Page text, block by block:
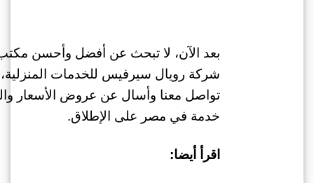
بعد الآن، لا تبحث عن أفضل وأحسن
شركة رويال سيرفيس للخدمات
تواصل معنا وأسال عن عروض الأسعار
خدمة في مصر على الإطلاق.
اقرأ أيضا: